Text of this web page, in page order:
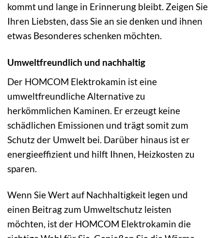
kommt und lange in Erinnerung bleibt. Zeigen Sie
Ihren Liebsten, dass Sie an sie denken und ihnen
etwas Besonderes schenken möchten.
Umweltfreundlich und nachhaltig
Der HOMCOM Elektrokamin ist eine
umweltfreundliche Alternative zu
herkömmlichen Kaminen. Er erzeugt keine
schädlichen Emissionen und trägt somit zum
Schutz der Umwelt bei. Darüber hinaus ist er
energieeffizient und hilft Ihnen, Heizkosten zu
sparen.
Wenn Sie Wert auf Nachhaltigkeit legen und
einen Beitrag zum Umweltschutz leisten
möchten, ist der HOMCOM Elektrokamin die